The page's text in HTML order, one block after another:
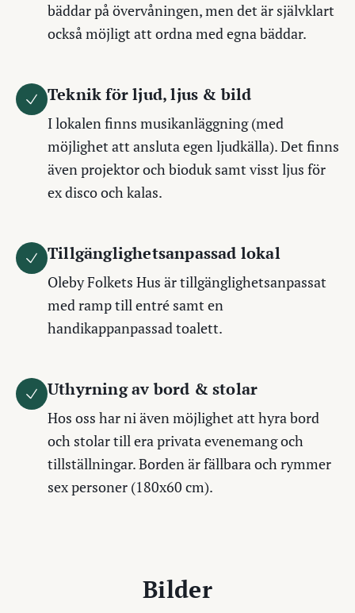
bäddar på övervåningen, men det är självklart
också möjligt att ordna med egna bäddar.
Teknik för ljud, ljus & bild
I lokalen finns musikanläggning (med
möjlighet att ansluta egen ljudkälla). Det finns
även projektor och bioduk samt visst ljus för
ex disco och kalas.
Tillgänglighetsanpassad lokal
Oleby Folkets Hus är tillgänglighetsanpassat
med ramp till entré samt en
handikappanpassad toalett.
Uthyrning av bord & stolar
Hos oss har ni även möjlighet att hyra bord
och stolar till era privata evenemang och
tillställningar. Borden är fällbara och rymmer
sex personer (180x60 cm).
Bilder